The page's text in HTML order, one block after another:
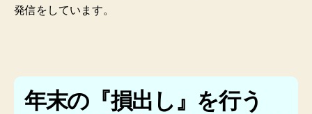
発信をしています。
年末の『損出し』を行う